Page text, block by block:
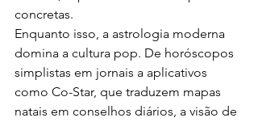
concretas.
Enquanto isso, a astrologia moderna
domina a cultura pop. De horóscopos
simplistas em jornais a aplicativos
como Co-Star, que traduzem mapas
natais em conselhos diários, a visão de